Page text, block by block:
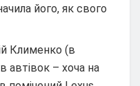
його, як свого
Клименко (в
автівок – хоча на